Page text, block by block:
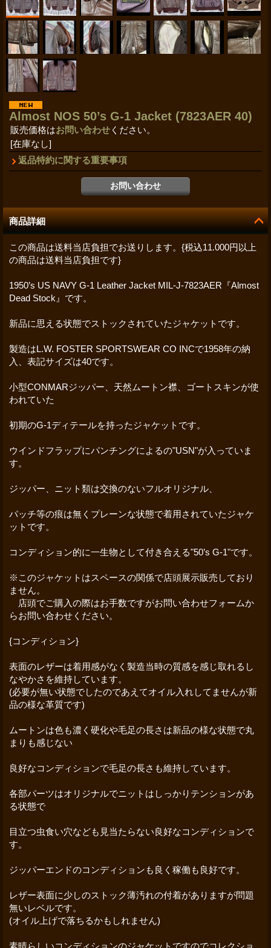
Almost NOS 50’s G-1 Jacket (7823AER 40)
販売価格はお問い合わせ ください。
[在庫なし]
返品特約に関する重要事項
商品詳細
この商品は送料当店負担でお送りします。{税込11.000円以上
の商品は送料当店負担です}
1950’s US NAVY G-1 Leather Jacket MIL-J-7823AER『Almost
Dead Stock』です。
新品に思える状態でストックされていたジャケットです。
製造はL.W. FOSTER SPORTSWEAR CO INCで1958年の納
入、表記サイズは40です。
小型CONMARジッパー、天然ムートン襟、ゴートスキンが使
われていた
初期のG-1ディテールを持ったジャケットです。
ウインドフラップにパンチングによるの"USN"が入っていま
す。
ジッパー、ニット類は交換のないフルオリジナル、
パッチ等の痕は無くプレーンな状態で着用されていたジャケ
ットです。
コンディション的に一生物として付き合える"50’s G-1"です。
※このジャケットはスペースの関係で店頭展示販売しており
ません。
店頭でご購入の際はお手数ですがお問い合わせフォームか
らお問い合わせください。
{コンディション}
表面のレザーは着用感がなく製造当時の質感を感じ取れるし
なやかさを維持しています。
(必要が無い状態でしたのであえてオイル入れしてませんが新
品の様な革質です)
ムートンは色も濃く硬化や毛足の長さは新品の様な状態で丸
まりも感じない
良好なコンディションで毛足の長さも維持しています。
各部パーツはオリジナルでニットはしっかりテンションがあ
る状態で
目立つ虫食い穴なども見当たらない良好なコンディションで
す。
ジッパーエンドのコンディションも良く稼働も良好です。
レザー表面に少しのストック薄汚れの付着がありますが問題
無いレベルです。
(オイル上げで落ちるかもしれません)
素晴らしいコンディションのジャケットですのでコレクショ